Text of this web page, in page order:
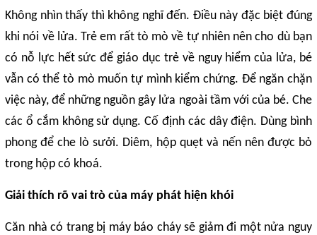
Không nhìn thấy thì không nghĩ đến. Điều này đặc biệt đúng
khi nói về lửa. Trẻ em rất tò mò về tự nhiên nên cho dù bạn
có nỗ lực hết sức để giáo dục trẻ về nguy hiểm của lửa, bé
vẫn có thể tò mò muốn tự mình kiểm chứng. Để ngăn chặn
việc này, để những nguồn gây lửa ngoài tầm với của bé. Che
các ổ cắm không sử dụng. Cố định các dây điện. Dùng bình
phong để che lò sưởi. Diêm, hộp quẹt và nến nên được bỏ
trong hộp có khoá.
Giải thích rõ vai trò của máy phát hiện khói
Căn nhà có trang bị máy báo cháy sẽ giảm đi một nửa nguy